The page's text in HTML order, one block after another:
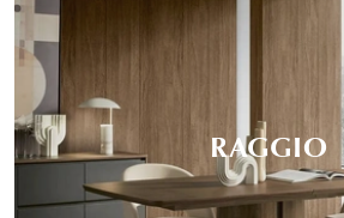
RAGGIO